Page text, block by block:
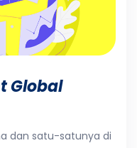
Global
dan satu-satunya di